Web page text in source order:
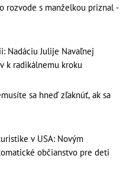
rozvode s manželkou priznal -
Nadáciu Julije Navaľnej
k radikálnemu kroku
sa hneď zľaknúť, ak sa
v USA: Novým
občianstvo pre deti